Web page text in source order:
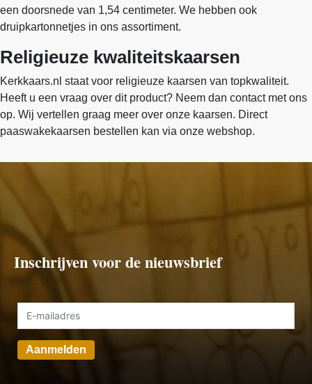
een doorsnede van 1,54 centimeter. We hebben ook
druipkartonnetjes in ons assortiment.
Religieuze kwaliteitskaarsen
Kerkkaars.nl staat voor religieuze kaarsen van topkwaliteit.
Heeft u een vraag over dit product? Neem dan contact met ons
op. Wij vertellen graag meer over onze kaarsen. Direct
paaswakekaarsen bestellen kan via onze webshop.
Inschrijven voor de nieuwsbrief
Aanmelden